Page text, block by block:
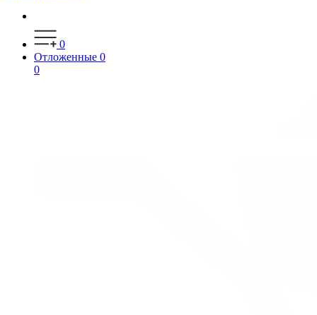
0
Отложенные 0
0